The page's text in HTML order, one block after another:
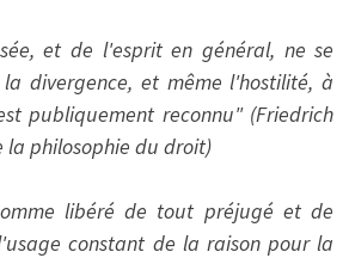
et de l'esprit en général, ne se
divergence, et même l'hostilité, à
publiquement reconnu" (Friedrich
la philosophie du droit)
libéré de tout préjugé et de
constant de la raison pour la